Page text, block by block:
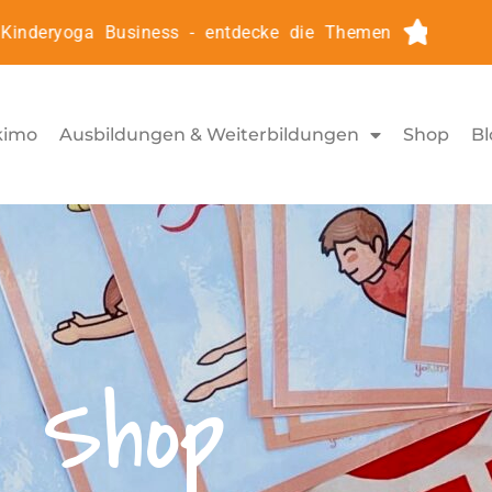
Business - entdecke die Themen
Ausbildungen & Weiterbildungen Shop
Shop